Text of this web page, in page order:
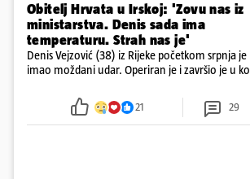
Obitelj Hrvata u Irskoj: 'Zovu nas iz
ministarstva. Denis sada ima
temperaturu. Strah nas je'
Denis Vejzović (38) iz Rijeke početkom srpnja je
imao moždani udar. Operiran je i završio je u
tamošnji liječnici ne vjeruju u oporavak: 'Imamo
21 29